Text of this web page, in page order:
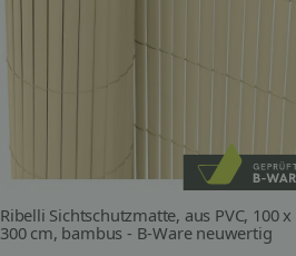
Ribelli Sichtschutzmatte, aus PVC, 100 x
300 cm, bambus - B-Ware neuwertig